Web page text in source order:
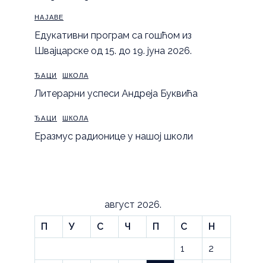
НАЈАВЕ
Eдукативни програм са гошћом из
Швајцарске од 15. до 19. јуна 2026.
ЂАЦИ ШКОЛА
Литерарни успеси Андреја Буквића
ЂАЦИ ШКОЛА
Еразмус радионице у нашој школи
август 2026.
П
У С Ч П С
Н
1
2